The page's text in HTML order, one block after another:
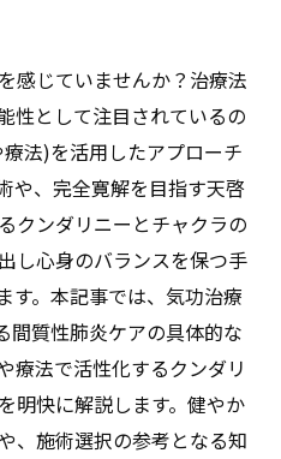
感じていませんか？治療法
性として注目されているの
法)を活用したアプローチ
や、完全寛解を目指す天啓
クンダリニーとチャクラの
し心身のバランスを保つ手
す。本記事では、気功治療
間質性肺炎ケアの具体的な
療法で活性化するクンダリ
明快に解説します。健やか
、施術選択の参考となる知